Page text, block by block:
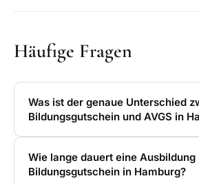
Häufige Fragen
Was ist der genaue Unterschied
Bildungsgutschein und AVGS in
Wie lange dauert eine Ausbildung
Bildungsgutschein in Hamburg?